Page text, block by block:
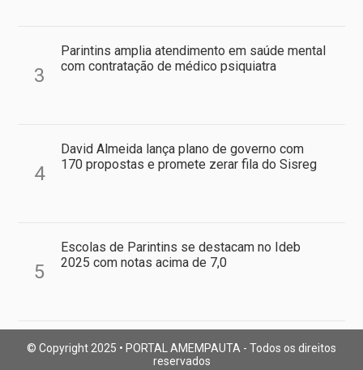
3
Parintins amplia atendimento em saúde mental
com contratação de médico psiquiatra
4
David Almeida lança plano de governo com
170 propostas e promete zerar fila do Sisreg
5
Escolas de Parintins se destacam no Ideb
2025 com notas acima de 7,0
© Copyright 2025 • PORTAL AMEMPAUTA - Todos os direitos
reservados